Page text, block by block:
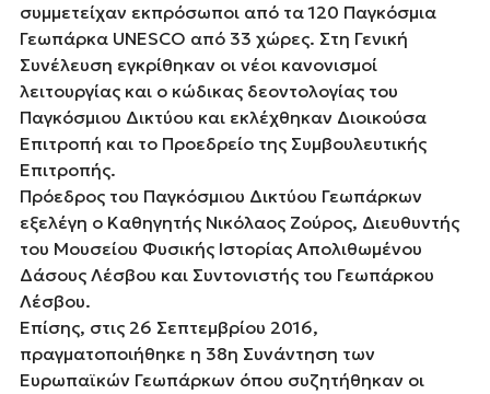
συμμετείχαν εκπρόσωποι από τα 120 Παγκόσμια
Γεωπάρκα UNESCO από 33 χώρες. Στη Γενική
Συνέλευση εγκρίθηκαν οι νέοι κανονισμοί
λειτουργίας και ο κώδικας δεοντολογίας του
Παγκόσμιου Δικτύου και εκλέχθηκαν Διοικούσα
Επιτροπή και το Προεδρείο της Συμβουλευτικής
Επιτροπής.
Πρόεδρος του Παγκόσμιου Δικτύου Γεωπάρκων
εξελέγη ο Καθηγητής Νικόλαος Ζούρος, Διευθυντής
του Μουσείου Φυσικής Ιστορίας Απολιθωμένου
Δάσους Λέσβου και Συντονιστής του Γεωπάρκου
Λέσβου.
Επίσης, στις 26 Σεπτεμβρίου 2016,
πραγματοποιήθηκε η 38η Συνάντηση των
Ευρωπαϊκών Γεωπάρκων όπου συζητήθηκαν οι